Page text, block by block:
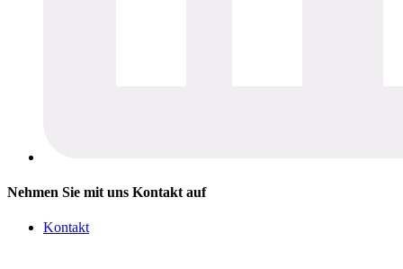
Nehmen Sie mit uns Kontakt auf
Kontakt